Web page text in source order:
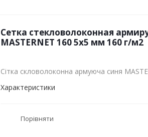
Сетка стекловолоконная
MASTERNET 160 5х5 мм 160 г/м2
Сітка скловолоконна армуюча синя
Характеристики
Порівняти